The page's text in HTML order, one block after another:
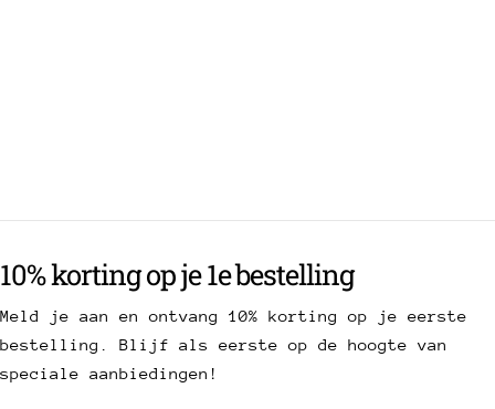
10% korting op je 1e bestelling
Meld je aan en ontvang 10% korting op je eerste
bestelling. Blijf als eerste op de hoogte van
speciale aanbiedingen!